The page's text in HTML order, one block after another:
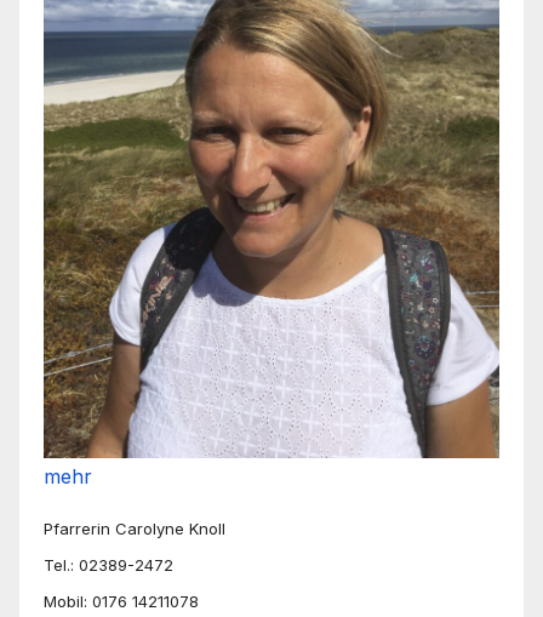
mehr
Pfarrerin Carolyne Knoll
Tel.: 02389-2472
Mobil: 0176 14211078